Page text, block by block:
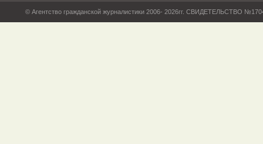
© Агентство гражданской журналистики 2006- 2026гг. СВИДЕТЕЛЬСТВО